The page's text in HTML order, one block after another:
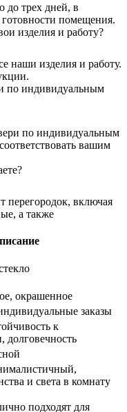
до трех дней, в
помещения.
изделия и работу?
наши изделия и работу.
по индивидуальным
по индивидуальным
вашим
перегородок, включая
а также
окрашенное
заказы
к
долговечность
и света в комнату
подходят для